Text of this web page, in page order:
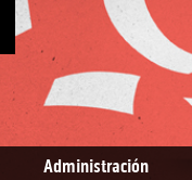
Administración